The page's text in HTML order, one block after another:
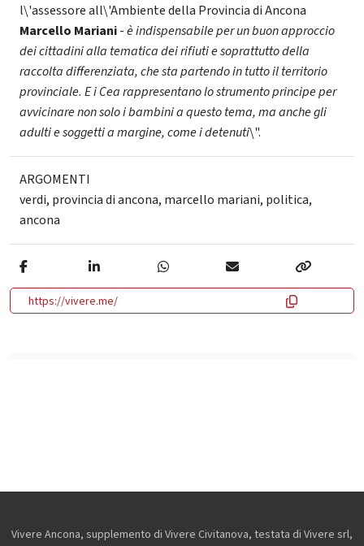
l\'assessore all\'Ambiente della Provincia di Ancona
Marcello Mariani-è indispensabile per un buon approccio
dei cittadini alla tematica dei rifiuti e soprattutto della
raccolta differenziata, che sta partendo in tutto il territorio
provinciale. E i Cea rappresentano lo strumento principe per
avvicinare non solo i bambini a questo tema, ma anche gli
adulti e soggetti a margine, come i detenuti\".
ARGOMENTI
verdi, provincia di ancona, marcello mariani, politica,
ancona
https://vivere.me/
Vivere Ancona, supplemento di Vivere Civitanova, testata di Vivere srl,